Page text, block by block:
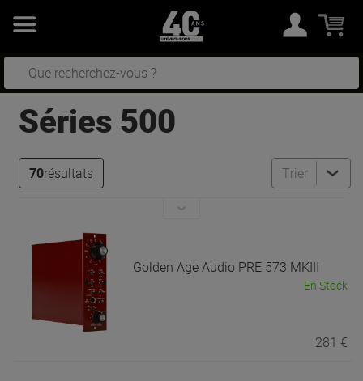
Séries 500
70résultats Trier
Golden Age Audio PRE 573 MKIII
En Stock
281 €